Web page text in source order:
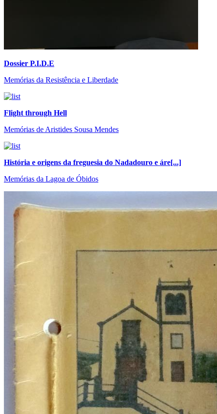
Dossier P.I.D.E
Memórias da Resistência e Liberdade
Flight through Hell
Memórias de Aristides Sousa Mendes
História e origens da freguesia do Nadadouro e áre[...]
Memórias da Lagoa de Óbidos